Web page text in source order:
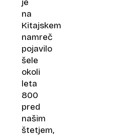
je
na
Kitajskem
namreč
pojavilo
šele
okoli
leta
800
pred
našim
štetjem,